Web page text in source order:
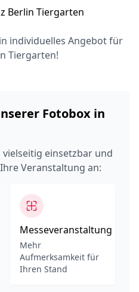
Berlin Tiergarten
individuelles Angebot für
Tiergarten!
Fotobox in
einsetzbar und
Veranstaltung an:
Messeveranstaltung
Mehr
Aufmerksamkeit für
Ihren Stand